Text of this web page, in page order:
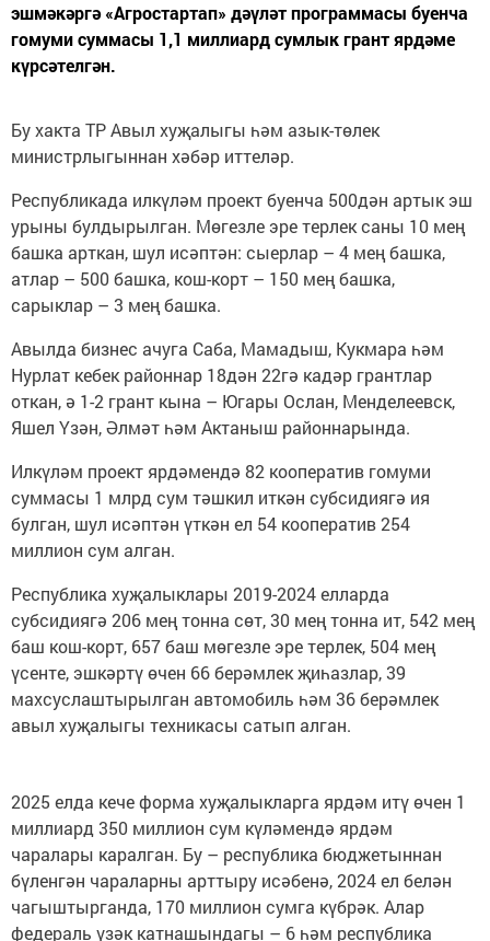
эшмәкәргә «Агростартап» дәүләт программасы буенча
гомуми суммасы 1,1 миллиард сумлык грант ярдәме
күрсәтелгән.
Бу хакта ТР Авыл хуҗалыгы һәм азык-төлек
министрлыгыннан хәбәр иттеләр.
Республикада илкүләм проект буенча 500дән артык эш
урыны булдырылган. Мөгезле эре терлек саны 10 мең
башка арткан, шул исәптән: сыерлар – 4 мең башка,
атлар – 500 башка, кош-корт – 150 мең башка,
сарыклар – 3 мең башка.
Авылда бизнес ачуга Саба, Мамадыш, Кукмара һәм
Нурлат кебек районнар 18дән 22гә кадәр грантлар
откан, ә 1-2 грант кына – Югары Ослан, Менделеевск,
Яшел Үзән, Әлмәт һәм Актаныш районнарында.
Илкүләм проект ярдәмендә 82 кооператив гомуми
суммасы 1 млрд сум тәшкил иткән субсидиягә ия
булган, шул исәптән үткән ел 54 кооператив 254
миллион сум алган.
Республика хуҗалыклары 2019-2024 елларда
субсидиягә 206 мең тонна сөт, 30 мең тонна ит, 542 мең
баш кош-корт, 657 баш мөгезле эре терлек, 504 мең
үсенте, эшкәртү өчен 66 берәмлек җиһазлар, 39
махсуслаштырылган автомобиль һәм 36 берәмлек
авыл хуҗалыгы техникасы сатып алган.
2025 елда кече форма хуҗалыкларга ярдәм итү өчен 1
миллиард 350 миллион сум күләмендә ярдәм
чаралары каралган. Бу – республика бюджетыннан
бүленгән чараларны арттыру исәбенә, 2024 ел белән
чагыштырганда, 170 миллион сумга күбрәк. Алар
федераль үзәк катнашындагы – 6 һәм республика